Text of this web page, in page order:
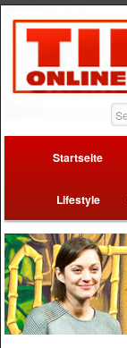
Startseite
Lifestyle